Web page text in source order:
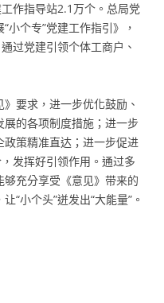
作指导站2.1万个。总局党
小个专”党建工作指引》，
过党建引领个体工商户、
要求，进一步优化鼓励、
的各项制度措施；进一步
策精准直达；进一步促进
发挥好引领作用。通过多
充分享受《意见》带来的
“小个头”迸发出“大能量”。